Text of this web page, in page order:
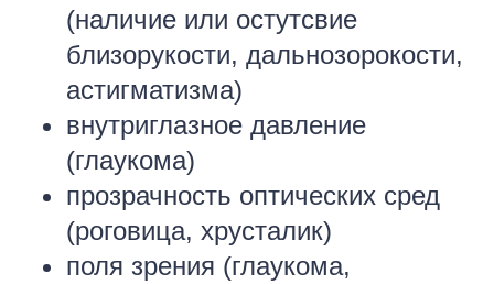
(наличие или остутсвие
близорукости, дальнозорокости,
астигматизма)
внутриглазное давление
(глаукома)
прозрачность оптических сред
(роговица, хрусталик)
поля зрения (глаукома,